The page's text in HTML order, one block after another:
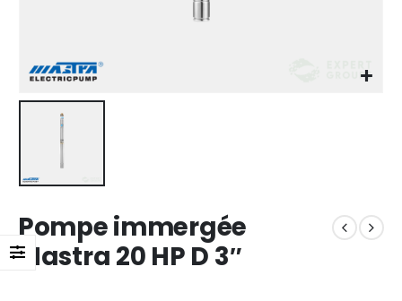
Pompe immergée
Mastra 20 HP D 3″